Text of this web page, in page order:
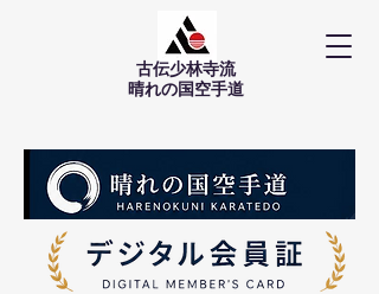
古伝少林寺流
​晴れの国空手道